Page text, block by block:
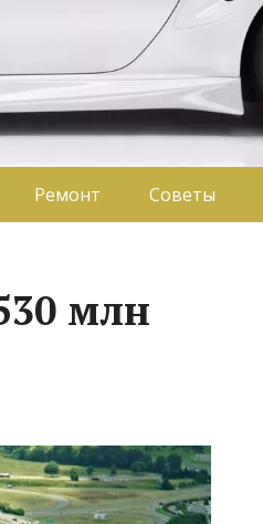
Ремонт Советы
млн